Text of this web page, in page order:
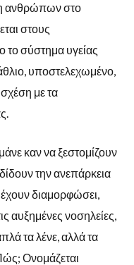
ανθρώπων στο
στους
το σύστημα υγείας
υποστελεχωμένο,
με τα
καν να ξεστομίζουν
την ανεπάρκεια
έχουν διαμορφώσει,
αυξημένες νοσηλείες,
τα λένε, αλλά τα
Ονομάζεται